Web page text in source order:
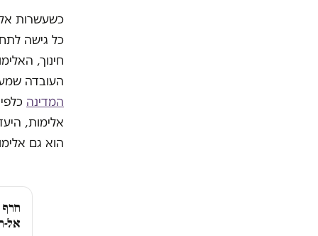
כשעשרות
חינוך,
העובדה
המדינה
אלימות,
הוא גם
חרף
אל-